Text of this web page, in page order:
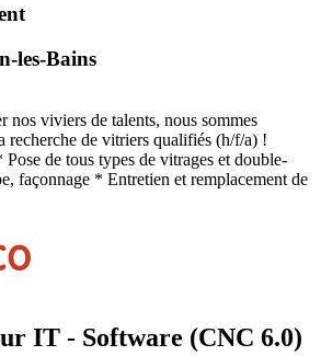
les-Bains
nos viviers de talents, nous sommes
recherche de vitriers qualifiés (h/f/a) !
de tous types de vitrages et double-
façonnage * Entretien et remplacement de
IT - Software (CNC 6.0)